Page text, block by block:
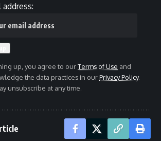
address:
up, you agree to ourTerms of Use and
the data practices in ourPrivacy Policy.
unsubscribe at any time.